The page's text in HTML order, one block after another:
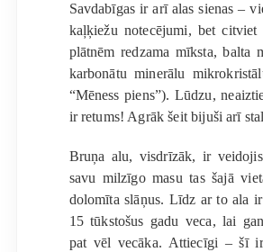
Savdabīgas ir arī alas sienas –
kaļķiežu notecējumi, bet citviet
plātnēm redzama mīksta, balta
karbonātu minerālu
“Mēness piens”). Lūdzu,
ir retums! Agrāk šeit bijuši arī
Bruņa alu, visdrīzāk, ir
savu milzīgo masu tas šajā
dolomīta slāņus. Līdz ar to ala
15 tūkstošus gadu veca, lai
pat vēl vecāka. Attiecīgi – šī